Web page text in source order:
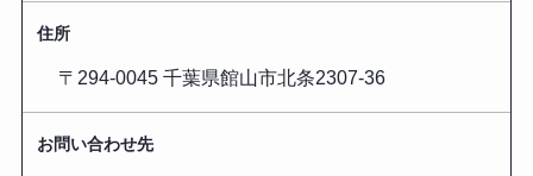
住所
〒294-0045 千葉県館山市北条2307-36
お問い合わせ先